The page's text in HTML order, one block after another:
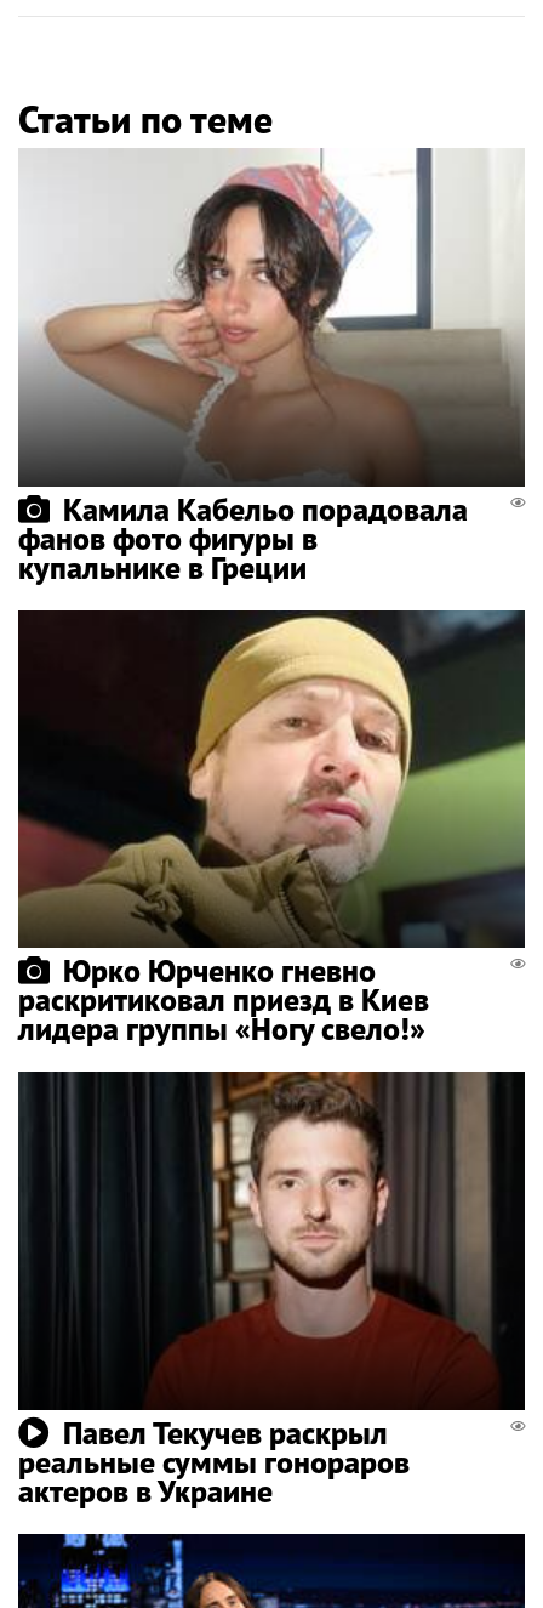
Статьи по теме
Камила Кабельо порадовала
фанов фото фигуры в
купальнике в Греции
Юрко Юрченко гневно
раскритиковал приезд в Киев
лидера группы «Ногу свело!»
Павел Текучев раскрыл
реальные суммы гонораров
актеров в Украине